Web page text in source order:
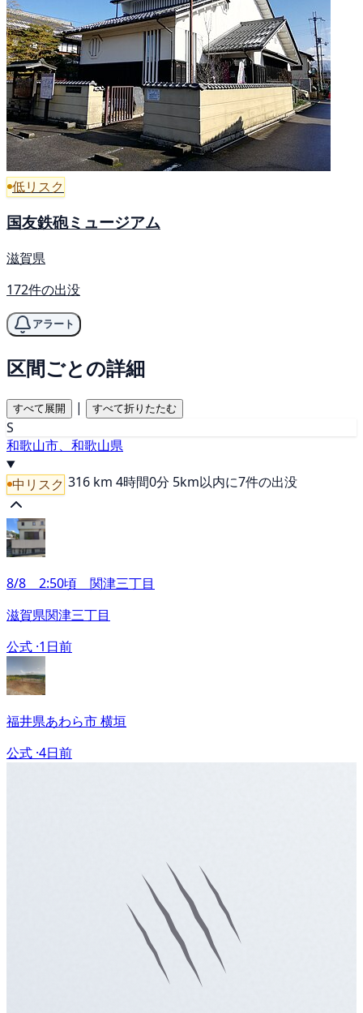
低リスク
国友鉄砲ミュージアム
滋賀県
172件の出没
アラート
区間ごとの詳細
すべて展開 | すべて折りたたむ
S
和歌山市、和歌山県
中リスク 316 km 4時間0分 5km以内に7件の出没
8/8 2:50頃 関津三丁目
滋賀県関津三丁目
公式 ·1日前
福井県あわら市 横垣
公式 ·4日前